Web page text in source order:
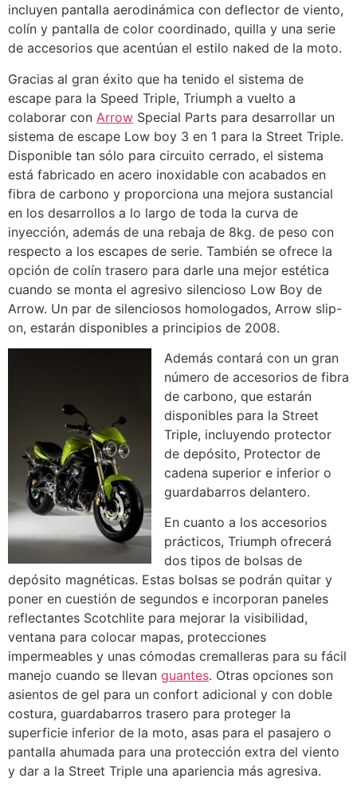
incluyen pantalla aerodinámica con deflector de viento,
colín y pantalla de color coordinado, quilla y una serie
de accesorios que acentúan el estilo naked de la moto.
Gracias al gran éxito que ha tenido el sistema de
escape para la Speed Triple, Triumph a vuelto a
colaborar con Arrow Special Parts para desarrollar un
sistema de escape Low boy 3 en 1 para la Street Triple.
Disponible tan sólo para circuito cerrado, el sistema
está fabricado en acero inoxidable con acabados en
fibra de carbono y proporciona una mejora sustancial
en los desarrollos a lo largo de toda la curva de
inyección, además de una rebaja de 8kg. de peso con
respecto a los escapes de serie. También se ofrece la
opción de colín trasero para darle una mejor estética
cuando se monta el agresivo silencioso Low Boy de
Arrow. Un par de silenciosos homologados, Arrow slip-
on, estarán disponibles a principios de 2008.
Además contará con un gran
número de accesorios de fibra
de carbono, que estarán
disponibles para la Street
Triple, incluyendo protector
de depósito, Protector de
cadena superior e inferior o
guardabarros delantero.
En cuanto a los accesorios
prácticos, Triumph ofrecerá
dos tipos de bolsas de
depósito magnéticas. Estas bolsas se podrán quitar y
poner en cuestión de segundos e incorporan paneles
reflectantes Scotchlite para mejorar la visibilidad,
ventana para colocar mapas, protecciones
impermeables y unas cómodas cremalleras para su fácil
manejo cuando se llevan guantes. Otras opciones son
asientos de gel para un confort adicional y con doble
costura, guardabarros trasero para proteger la
superficie inferior de la moto, asas para el pasajero o
pantalla ahumada para una protección extra del viento
y dar a la Street Triple una apariencia más agresiva.